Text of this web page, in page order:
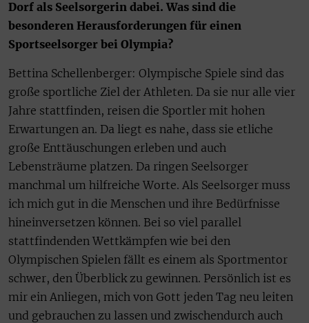
Dorf als Seelsorgerin dabei. Was sind die
besonderen Herausforderungen für einen
Sportseelsorger bei Olympia?
Bettina Schellenberger: Olympische Spiele sind das
große sportliche Ziel der Athleten. Da sie nur alle vier
Jahre stattfinden, reisen die Sportler mit hohen
Erwartungen an. Da liegt es nahe, dass sie etliche
große Enttäuschungen erleben und auch
Lebensträume platzen. Da ringen Seelsorger
manchmal um hilfreiche Worte. Als Seelsorger muss
ich mich gut in die Menschen und ihre Bedürfnisse
hineinversetzen können. Bei so viel parallel
stattfindenden Wettkämpfen wie bei den
Olympischen Spielen fällt es einem als Sportmentor
schwer, den Überblick zu gewinnen. Persönlich ist es
mir ein Anliegen, mich von Gott jeden Tag neu leiten
und gebrauchen zu lassen und zwischendurch auch